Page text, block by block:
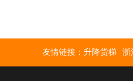
友情链接： 升降货梯 浙